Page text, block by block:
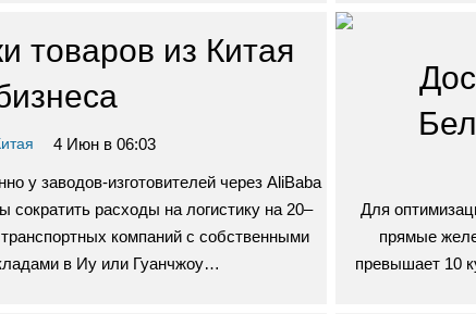
товаров из Китая
4 Июн в 06:03
у заводов-изготовителей через AliBaba
сократить расходы на логистику на 20–
компаний с собственными
в Иу или Гуанчжоу…
Для
прямые
превышает 10